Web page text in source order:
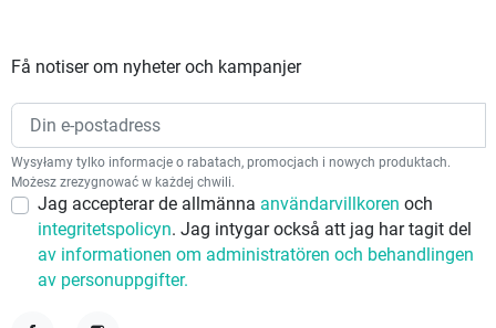
Få notiser om nyheter och kampanjer
Wysyłamy tylko informacje o rabatach, promocjach i nowych produktach.
Możesz zrezygnować w każdej chwili.
Jag accepterar de allmänna användarvillkoren och
integritetspolicyn. Jag intygar också att jag har tagit del
av informationen om administratören och behandlingen
av personuppgifter.